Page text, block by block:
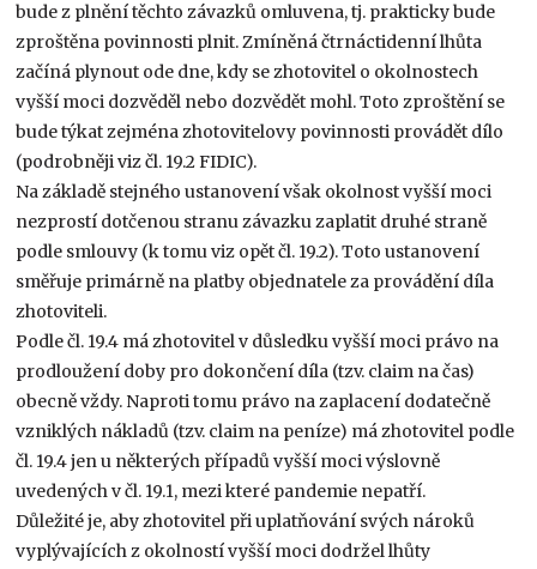
bude z plnění těchto závazků omluvena, tj. prakticky bude
zproštěna povinnosti plnit. Zmíněná čtrnáctidenní lhůta
začíná plynout ode dne, kdy se zhotovitel o okolnostech
vyšší moci dozvěděl nebo dozvědět mohl. Toto zproštění se
bude týkat zejména zhotovitelovy povinnosti provádět dílo
(podrobněji viz čl. 19.2 FIDIC).
Na základě stejného ustanovení však okolnost vyšší moci
nezprostí dotčenou stranu závazku zaplatit druhé straně
podle smlouvy (k tomu viz opět čl. 19.2). Toto ustanovení
směřuje primárně na platby objednatele za provádění díla
zhotoviteli.
Podle čl. 19.4 má zhotovitel v důsledku vyšší moci právo na
prodloužení doby pro dokončení díla (tzv. claim na čas)
obecně vždy. Naproti tomu právo na zaplacení dodatečně
vzniklých nákladů (tzv. claim na peníze) má zhotovitel podle
čl. 19.4 jen u některých případů vyšší moci výslovně
uvedených v čl. 19.1, mezi které pandemie nepatří.
Důležité je, aby zhotovitel při uplatňování svých nároků
vyplývajících z okolností vyšší moci dodržel lhůty